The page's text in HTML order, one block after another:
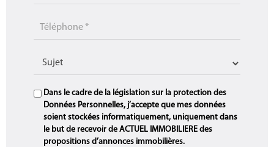
Dans le cadre de la législation sur la protection des
Données Personnelles, j’accepte que mes données
soient stockées informatiquement, uniquement dans
le but de recevoir de ACTUEL IMMOBILIERE des
propositions d’annonces immobilières.